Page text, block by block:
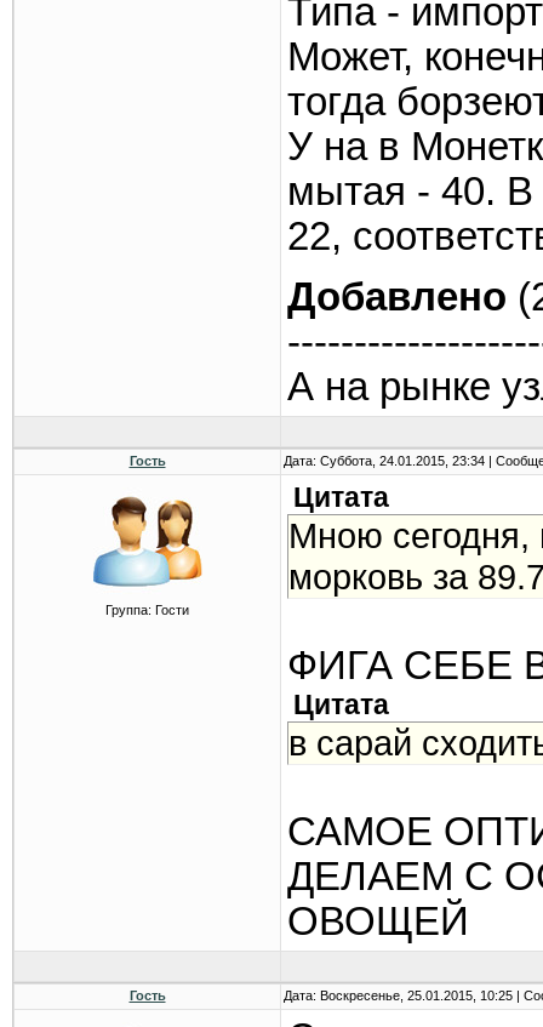
Типа -
Может,
тогда
У на в
мытая - 40. В
22,
Добавлено
А на рынке
Гость Дата: Суббота, 24.01.2015, 23:34 |
Группа: Гости
Цитата
Мною сегодня,
морковь за
ФИГА СЕБЕ
Цитата
в сарай
САМОЕ
ДЕЛАЕМ С
ОВОЩЕЙ
Гость Дата: Воскресенье, 25.01.2015, 10:25 |